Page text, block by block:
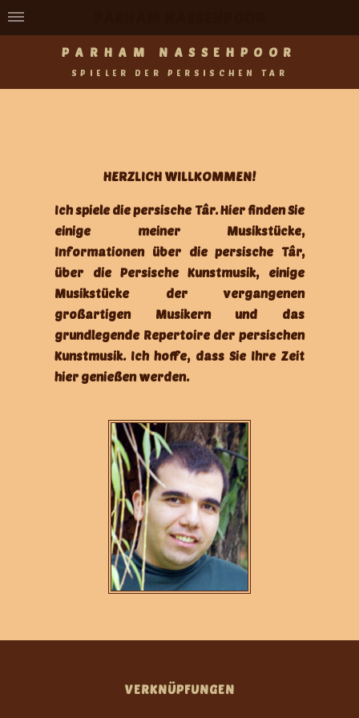
PARHAM NASSEHPOOR
SPIELER DER PERSISCHEN TAR
HERZLICH WILLKOMMEN!
Ich spiele die persische Târ. Hier finden Sie
einige meiner Musikstücke,
Informationen über die persische Târ,
über die Persische Kunstmusik, einige
Musikstücke der vergangenen
großartigen Musikern und das
grundlegende Repertoire der persischen
Kunstmusik. Ich hoffe, dass Sie Ihre Zeit
hier genießen werden.
VERKNÜPFUNGEN